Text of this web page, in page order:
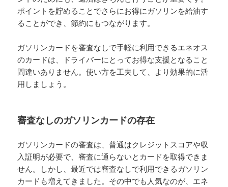
ポイントを貯めることでさらにお得にガソリンを給油す
ることができ、節約にもつながります。
ガソリンカードを審査なしで手軽に利用できるエネオス
のカードは、ドライバーにとってお得な支援となること
間違いありません。使い方を工夫して、より効果的に活
用しましょう。
審査なしのガソリンカードの存在
ガソリンカードの審査は、普通はクレジットスコアや収
入証明が必要で、審査に通らないとカードを取得できま
せん。しかし、最近では審査なしで利用できるガソリン
カードも増えてきました。その中でも人気なのが、エネ